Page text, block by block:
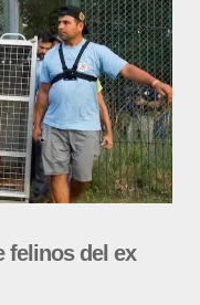
felinos del ex